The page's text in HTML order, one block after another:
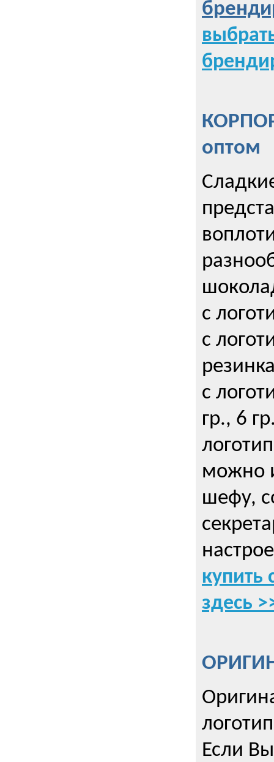
оптом
с
с
с
гр., 6
можно
шефу,
купить
здесь
Если